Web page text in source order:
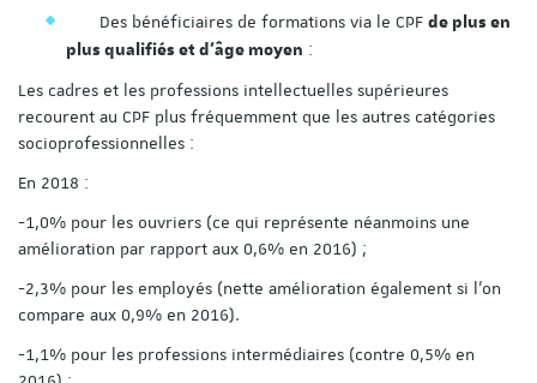
Des bénéficiaires de formations via le CPF de plus en
plus qualifiés et d’âge moyen :
Les cadres et les professions intellectuelles supérieures
recourent au CPF plus fréquemment que les autres catégories
socioprofessionnelles :
En 2018 :
-1,0% pour les ouvriers (ce qui représente néanmoins une
amélioration par rapport aux 0,6% en 2016) ;
-2,3% pour les employés (nette amélioration également si l’on
compare aux 0,9% en 2016).
-1,1% pour les professions intermédiaires (contre 0,5% en